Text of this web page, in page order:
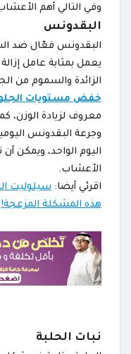
وفي التالي أهم
البقدونس
البقدونس فعّال ضد
يعمل بمثابة عامل
الزائدة والسموم من
خفض مستويات
معروف لزيادة الوزن،
اليوم الواحد، ويمكن
الأعشاب.
اقرئي أيضا:سيلوليت
هذه المشكلة المزعجة!
نبات الحلبة